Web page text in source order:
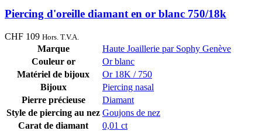
Piercing d'oreille diamant en or blanc 750/18k
CHF 109 Hors. T.V.A.
Marque
Haute Joaillerie par Sophy Genève
Couleur or
Or blanc
Matériel de bijoux
Or 18K / 750
Bijoux
Piercing nasal
Pierre précieuse
Diamant
Style de piercing au nez Goujons de nez
Carat de diamant
0,01 ct